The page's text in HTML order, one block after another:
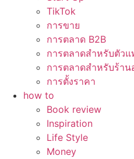
TikTok
การขาย
การตลาด B2B
การตลาดสำหรับตัว
การตลาดสำหรับร้าน
การตั้งราคา
how to
Book review
Inspiration
Life Style
Money